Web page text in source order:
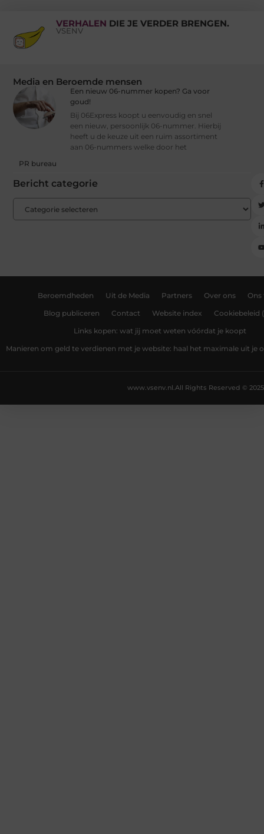
VERHALEN DIE JE VERDER BRENGEN.
VSENV
Media en Beroemde mensen
Een nieuw 06-nummer kopen? Ga voor
goud!
Bij 06Express koopt u eenvoudig en snel
een nieuw, persoonlijk 06-nummer. Hierbij
heeft u de keuze uit een ruim assortiment
aan 06-nummers welke door het
PR bureau
Bericht categorie
Beroemdheden Uit de Media Partners Over ons Ons
Blog publiceren Contact Website index Cookiebeleid
Links kopen: wat jij moet weten vóórdat je koopt
Manieren om geld te verdienen met je website: haal het maximale uit je
All Rights Reserved © 2025
www.vsenv.nl.